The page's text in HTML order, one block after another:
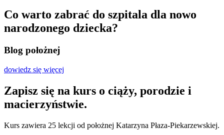
Co warto zabrać do szpitala dla nowo
narodzonego dziecka?
Blog położnej
dowiedz się więcej
Zapisz się na kurs o ciąży, porodzie i
macierzyństwie.
Kurs zawiera 25 lekcji od położnej Katarzyna Płaza-Piekarzewskiej.